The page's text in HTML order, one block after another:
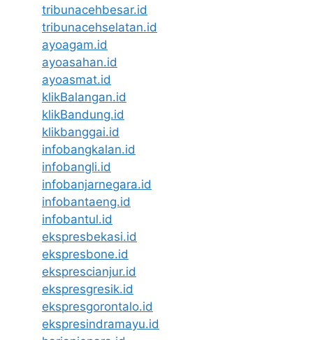
tribunacehbesar.id
tribunacehselatan.id
ayoagam.id
ayoasahan.id
ayoasmat.id
klikBalangan.id
klikBandung.id
klikbanggai.id
infobangkalan.id
infobangli.id
infobanjarnegara.id
infobantaeng.id
infobantul.id
ekspresbekasi.id
ekspresbone.id
eksprescianjur.id
ekspresgresik.id
ekspresgorontalo.id
ekspresindramayu.id